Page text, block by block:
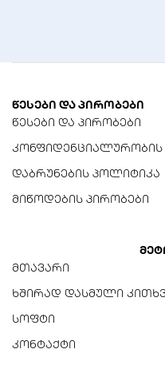
წესები და პირობები
წესები და პირობები
დაბრუნების პოლიტიკა
მიწოდების პირობები
მთავარი
ხშირად დასმული
სოფტი
კონტაქტი